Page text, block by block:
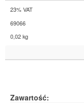
23% VAT
69066
0,02 kg
Zawartość: